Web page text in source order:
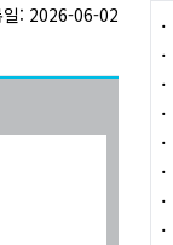
일: 2026-06-02